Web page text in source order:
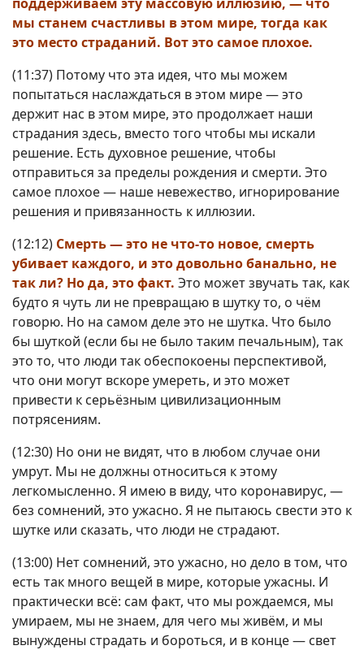
мы станем счастливы в этом мире, тогда как
это место страданий. Вот это самое плохое.
(11:37) Потому что эта идея, что мы можем
попытаться наслаждаться в этом мире — это
держит нас в этом мире, это продолжает наши
страдания здесь, вместо того чтобы мы искали
решение. Есть духовное решение, чтобы
отправиться за пределы рождения и смерти. Это
самое плохое — наше невежество, игнорирование
решения и привязанность к иллюзии.
(12:12) Смерть — это не что-то новое, смерть
убивает каждого, и это довольно банально, не
так ли? Но да, это факт. Это может звучать так, как
будто я чуть ли не превращаю в шутку то, о чём
говорю. Но на самом деле это не шутка. Что было
бы шуткой (если бы не было таким печальным), так
это то, что люди так обеспокоены перспективой,
что они могут вскоре умереть, и это может
привести к серьёзным цивилизационным
потрясениям.
(12:30) Но они не видят, что в любом случае они
умрут. Мы не должны относиться к этому
легкомысленно. Я имею в виду, что коронавирус, —
без сомнений, это ужасно. Я не пытаюсь свести это к
шутке или сказать, что люди не страдают.
(13:00) Нет сомнений, это ужасно, но дело в том, что
есть так много вещей в мире, которые ужасны. И
практически всё: сам факт, что мы рождаемся, мы
умираем, мы не знаем, для чего мы живём, и мы
вынуждены страдать и бороться, и в конце — свет